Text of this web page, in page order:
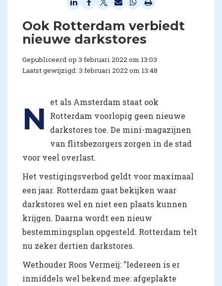
Ook Rotterdam verbiedt
nieuwe darkstores
Gepubliceerd op 3 februari 2022 om 13:03
Laatst gewijzigd: 3 februari 2022 om 13:48
N
et als Amsterdam staat ook
Rotterdam voorlopig geen nieuwe
darkstores toe. De mini-magazijnen
van flitsbezorgers zorgen in de stad
voor veel overlast.
Het vestigingsverbod geldt voor maximaal
een jaar. Rotterdam gaat bekijken waar
darkstores wel en niet een plaats kunnen
krijgen. Daarna wordt een nieuw
bestemmingsplan opgesteld. Rotterdam telt
nu zeker dertien darkstores.
Wethouder Roos Vermeij: "Iedereen is er
inmiddels wel bekend mee: afgeplakte